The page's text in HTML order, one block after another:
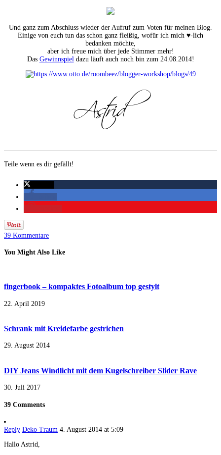
Und ganz zum Abschluss wieder der Aufruf zum Voten für meinen Blog.
Einige von euch tun das schon ganz fleißig, wofür ich mich ♥-lich
bedanken möchte,
aber ich freue mich über jede Stimmer mehr!
Das Gewinnspiel dazu läuft auch noch bin zum 24.08.2014!
Teile wenn es dir gefällt!
39 Kommentare
You Might Also Like
fingerbook – kompaktes Fotoalbum top gestylt
22. April 2019
Schrank mit Kreidefarbe gestrichen
29. August 2014
DIY Jeans Windlicht mit dem Kugelschreiber Slider Rave
30. Juli 2017
39 Comments
Reply Deko Traum 4. August 2014 at 5:09
Hallo Astrid,